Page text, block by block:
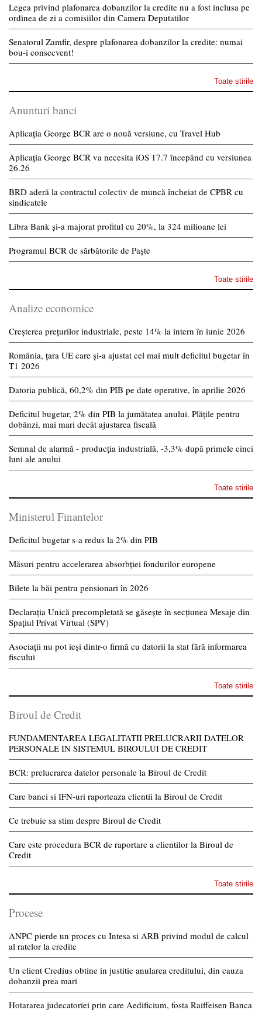
Legea privind plafonarea dobanzilor la credite nu a fost inclusa pe
ordinea de zi a comisiilor din Camera Deputatilor
Senatorul Zamfir, despre plafonarea dobanzilor la credite: numai
bou-i consecvent!
Toate stirile
Anunturi banci
Aplicația George BCR are o nouă versiune, cu Travel Hub
Aplicația George BCR va necesita iOS 17.7 începând cu versiunea
26.26
BRD aderă la contractul colectiv de muncă încheiat de CPBR cu
sindicatele
Libra Bank și-a majorat profitul cu 20%, la 324 milioane lei
Programul BCR de sărbătorile de Paște
Toate stirile
Analize economice
Creșterea prețurilor industriale, peste 14% la intern în iunie 2026
România, țara UE care și-a ajustat cel mai mult deficitul bugetar în
T1 2026
Datoria publică, 60,2% din PIB pe date operative, în aprilie 2026
Deficitul bugetar, 2% din PIB la jumătatea anului. Plățile pentru
dobânzi, mai mari decât ajustarea fiscală
Semnal de alarmă - producția industrială, -3,3% după primele cinci
luni ale anului
Toate stirile
Ministerul Finantelor
Deficitul bugetar s-a redus la 2% din PIB
Măsuri pentru accelerarea absorbției fondurilor europene
Bilete la băi pentru pensionari în 2026
Declarația Unică precompletată se găsește în secțiunea Mesaje din
Spațiul Privat Virtual (SPV)
Asociații nu pot ieși dintr-o firmă cu datorii la stat fără informarea
fiscului
Toate stirile
Biroul de Credit
FUNDAMENTAREA LEGALITATII PRELUCRARII DATELOR
PERSONALE IN SISTEMUL BIROULUI DE CREDIT
BCR: prelucrarea datelor personale la Biroul de Credit
Care banci si IFN-uri raporteaza clientii la Biroul de Credit
Ce trebuie sa stim despre Biroul de Credit
Care este procedura BCR de raportare a clientilor la Biroul de
Credit
Toate stirile
Procese
ANPC pierde un proces cu Intesa si ARB privind modul de calcul
al ratelor la credite
Un client Credius obtine in justitie anularea creditului, din cauza
dobanzii prea mari
Hotararea judecatoriei prin care Aedificium, fosta Raiffeisen Banca